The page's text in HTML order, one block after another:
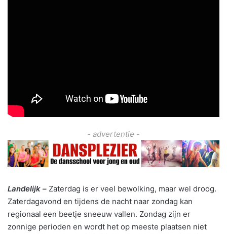
- advertentie -
Landelijk – Zaterdag is er veel bewolking, maar wel droog.
Zaterdagavond en tijdens de nacht naar zondag kan
regionaal een beetje sneeuw vallen. Zondag zijn er
zonnige perioden en wordt het op meeste plaatsen niet